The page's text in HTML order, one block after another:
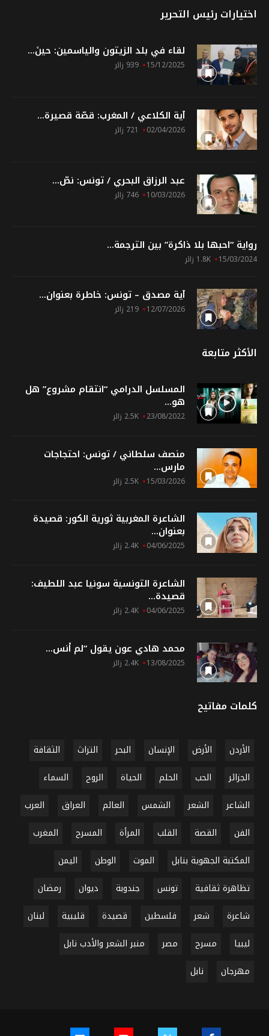
اختيارات رئيس التحرير
لقاء في بلد الزيتون والياسمين: حينَ...
15/12/2025 939 زائر
آية الكلاعي / المغرب: قصّة قصيرة...
02/04/2026 721 زائر
عبد الرزاق البحري / تونس: نصّ...
10/03/2026 746 زائر
رواية “احبها بلا ذاكرة” بين الترجمة...
15/03/2024 1.8K زائر
آية مصدق – تونس: خاطرة بعنوان...
12/07/2026 219 زائر
الأكثر متابعة
المسلسل الدرامي “انتقام مشروع” هل
هو...
23/08/2022 2.5K زائر
منصف سلطاني / تونس: احتجاجات
مارس...
15/03/2026 2.5K زائر
الشاعرة المغربية ثورية الكور: قصيدة
بعنوان...
04/06/2025 2.4K زائر
الشاعرة التونسية سونيا عبد اللطيف:
قصيدة...
04/06/2025 2.4K زائر
محمد هادي عون يقول “لم أنس...
13/08/2025 2.4K زائر
كلمات مفاتيح
الأردن الأرض الإنسان البحر التراث
الثقافة
الجزائر
الحب الحلم الحياة الروح
السماء
الشاعر
الشعر الشمس العالم العراق
العرب
الفن
القصة القلب المرأة المسرح
المغرب
المكتبة الجهوية بنابل
الموت الوطن
اليمن
تظاهرة ثقافية
تونس جندوبة ديوان
رمضان
شاعرة
شعر فلسطين قصيدة قليبية
لبنان
ليبيا
مسرح مصر
منبر الشعر والأدب نابل
مهرجان
نابل